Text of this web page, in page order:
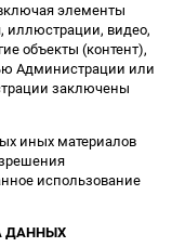
элементы
иллюстрации, видео,
объекты (контент),
Администрации или
заключены
иных материалов
использование
ДАННЫХ